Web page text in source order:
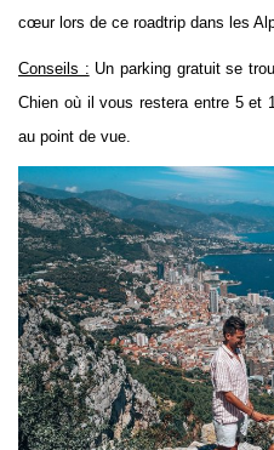
cœur lors de ce roadtrip dans les
Conseils : Un parking gratuit se
Chien où il vous restera entre 5 et
au point de vue.